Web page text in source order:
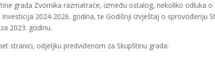
grada Zvornika razmatraće, između ostalog, nekoliko odluka o
2024-2026. godina, te Godišnji izvještaj o sprovođenju
2023. godinu.
stranici, odjeljku predviđenom za Skupštinu grada: